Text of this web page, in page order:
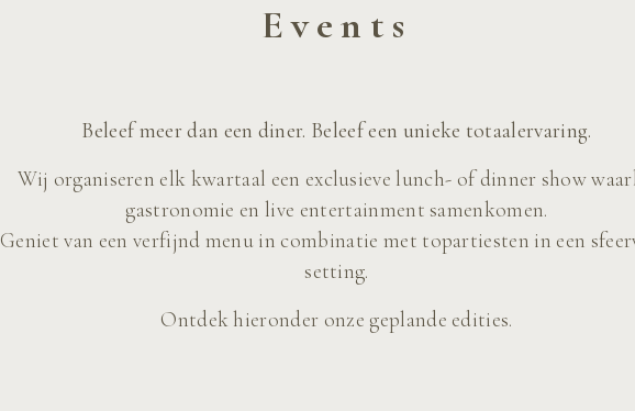
Events
Beleef meer dan een diner. Beleef een unieke totaalervaring.
Wij organiseren elk kwartaal een exclusieve lunch- of dinner show
gastronomie en live entertainment samenkomen.
Geniet van een verfijnd menu in combinatie met topartiesten in een
setting.
Ontdek hieronder onze geplande edities.